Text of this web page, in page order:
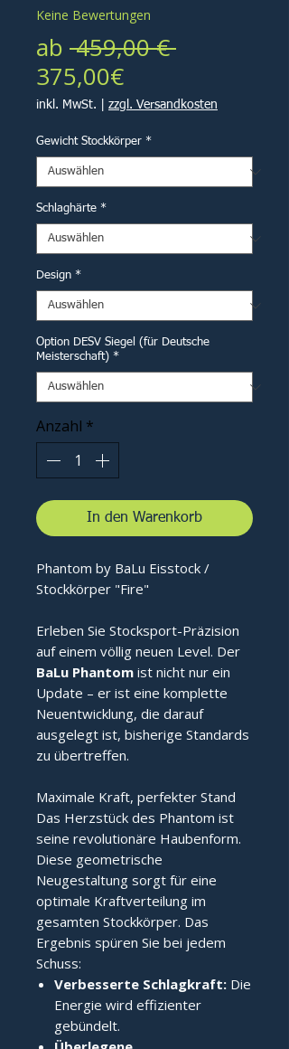
Keine Bewertungen
ab 459,00 €
375,00€Sale-
Preis
inkl. MwSt. zzgl. Versandkosten
Gewicht Stockkörper *
Schlaghärte *
Design *
Option DESV Siegel (für Deutsche
Meisterschaft) *
Anzahl *
In den Warenkorb
Phantom by BaLu Eisstock /
Stockkörper "Fire"
Erleben Sie Stocksport-Präzision
auf einem völlig neuen Level. Der
BaLu Phantom ist nicht nur ein
Update – er ist eine komplette
Neuentwicklung, die darauf
ausgelegt ist, bisherige Standards
zu übertreffen.
Maximale Kraft, perfekter Stand
Das Herzstück des Phantom ist
seine revolutionäre Haubenform.
Diese geometrische
Neugestaltung sorgt für eine
optimale Kraftverteilung im
gesamten Stockkörper. Das
Ergebnis spüren Sie bei jedem
Schuss:
Verbesserte Schlagkraft: Die
Energie wird effizienter
gebündelt.